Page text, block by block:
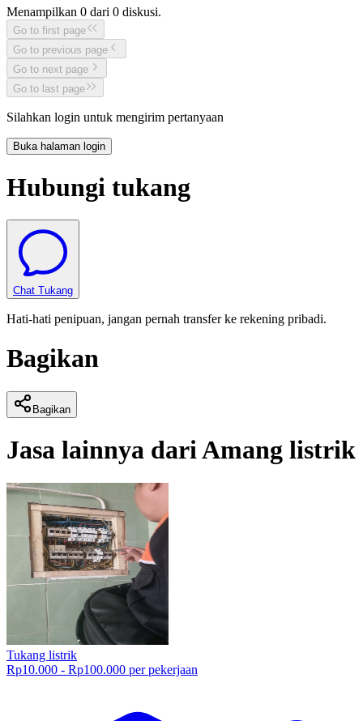
Menampilkan 0 dari 0 diskusi.
Go to first page
Go to previous page
Go to next page
Go to last page
Silahkan login untuk mengirim pertanyaan
Buka halaman login
Hubungi tukang
Chat Tukang
Hati-hati penipuan, jangan pernah transfer ke rekening pribadi.
Bagikan
Bagikan
Jasa lainnya dariAmang listrik
Tukang listrik
Rp10.000 - Rp100.000 per pekerjaan